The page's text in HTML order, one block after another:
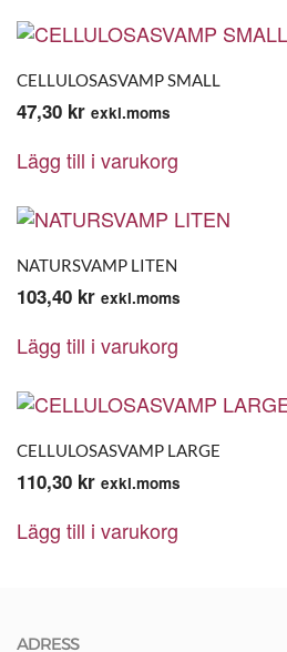
CELLULOSASVAMP SMALL
47,30 kr exkl.moms
Lägg till i varukorg
NATURSVAMP LITEN
103,40 kr exkl.moms
Lägg till i varukorg
CELLULOSASVAMP LARGE
110,30 kr exkl.moms
Lägg till i varukorg
ADRESS